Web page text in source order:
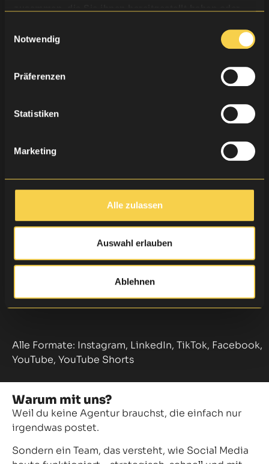
gesammelt haben.
Notwendig
Präferenzen
Statistiken
Marketing
Alle zulassen
Auswahl erlauben
Ablehnen
Analyse
Termin buchen
Alle Formate: Instagram, LinkedIn, TikTok, Facebook,
YouTube, YouTube Shorts
Warum mit uns?
Weil du keine Agentur brauchst, die einfach nur
irgendwas postet.
Sondern ein Team, das versteht, wie Social Media